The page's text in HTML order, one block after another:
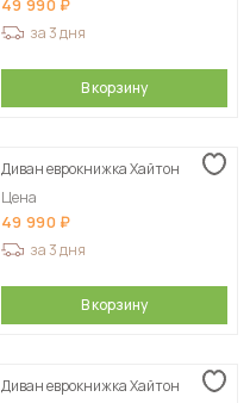
49 990
за 3 дня
В корзину
Диван еврокнижка Хайтон
Цена
49 990
за 3 дня
В корзину
Диван еврокнижка Хайтон